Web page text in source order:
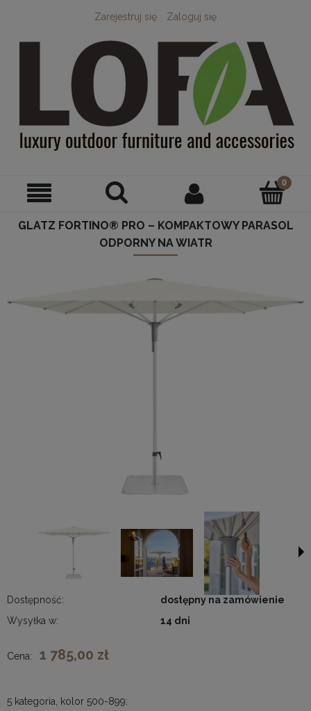
Zarejestruj się Zaloguj się
GLATZ FORTINO® PRO – KOMPAKTOWY PARASOL
ODPORNY NA WIATR
Dostępność:
dostępny na zamówienie
Wysyłka w:
14 dni
Cena: 1 785,00 zł
5 kategoria, kolor 500-899: